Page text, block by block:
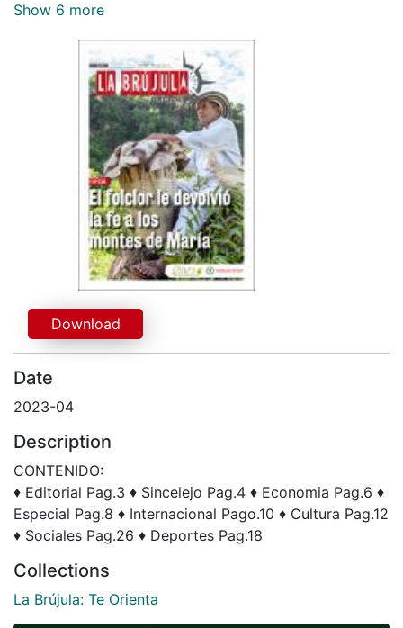
Show 6 more
Download
Date
2023-04
Description
CONTENIDO:
♦ Editorial Pag.3 ♦ Sincelejo Pag.4 ♦ Economia Pag.6 ♦
Especial Pag.8 ♦ Internacional Pago.10 ♦ Cultura Pag.12
♦ Sociales Pag.26 ♦ Deportes Pag.18
Collections
La Brújula: Te Orienta